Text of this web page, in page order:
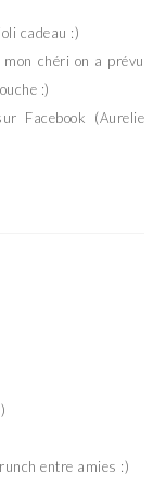
cadeau :)
chéri on a prévu
:)
Facebook (Aurelie
entre amies :)